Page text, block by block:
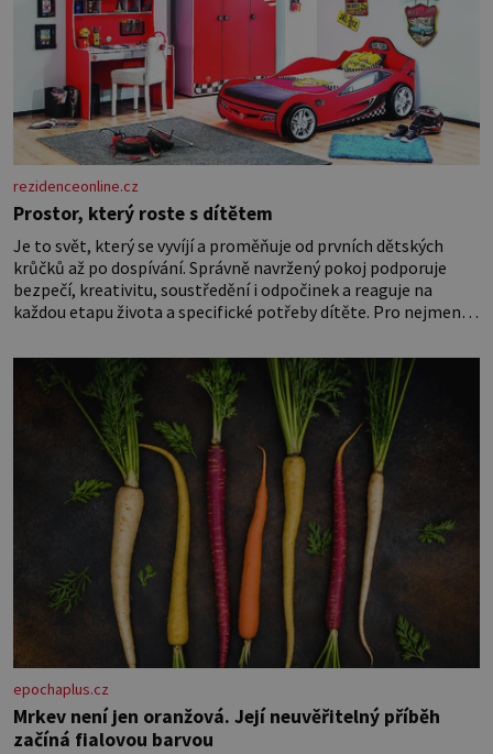
rezidenceonline.cz
Prostor, který roste s dítětem
Je to svět, který se vyvíjí a proměňuje od prvních dětských
krůčků až po dospívání. Správně navržený pokoj podporuje
bezpečí, kreativitu, soustředění i odpočinek a reaguje na
každou etapu života a specifické potřeby dítěte. Pro nejmenší
miminka měl působit především klidně a útulně. Předškolní
věk je
epochaplus.cz
Mrkev není jen oranžová. Její neuvěřitelný příběh
začíná fialovou barvou